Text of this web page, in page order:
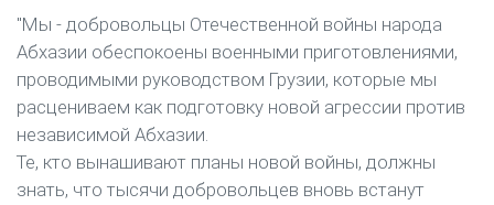
"Мы - добровольцы Отечественной войны народа
Абхазии обеспокоены военными приготовлениями,
проводимыми руководством Грузии, которые мы
расцениваем как подготовку новой агрессии против
независимой Абхазии.
Те, кто вынашивают планы новой войны, должны
знать, что тысячи добровольцев вновь встанут